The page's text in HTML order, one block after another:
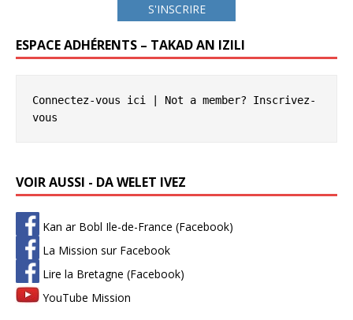
S'INSCRIRE
ESPACE ADHÉRENTS – TAKAD AN IZILI
Connectez-vous ici | Not a member? Inscrivez-
vous
VOIR AUSSI - DA WELET IVEZ
Kan ar Bobl Ile-de-France (Facebook)
La Mission sur Facebook
Lire la Bretagne (Facebook)
YouTube Mission